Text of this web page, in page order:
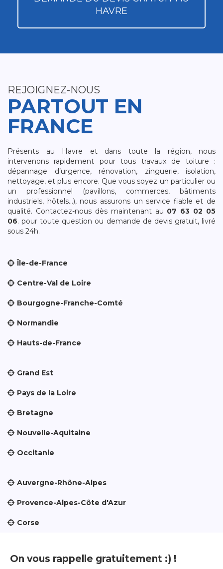
HAVRE
REJOIGNEZ-NOUS
PARTOUT EN
FRANCE
Présents au Havre et dans toute la région, nous
intervenons rapidement pour tous travaux de toiture :
dépannage d’urgence, rénovation, zinguerie, isolation,
nettoyage, et plus encore. Que vous soyez un particulier ou
un professionnel (pavillons, commerces, bâtiments
industriels, hôtels…), nous assurons un service fiable et de
qualité. Contactez-nous dès maintenant au 07 63 02 05
06. pour toute question ou demande de devis gratuit, livré
sous 24h.
Île-de-France
Centre-Val de Loire
Bourgogne-Franche-Comté
Normandie
Hauts-de-France
Grand Est
Pays de la Loire
Bretagne
Nouvelle-Aquitaine
Occitanie
Auvergne-Rhône-Alpes
Provence-Alpes-Côte d'Azur
Corse
On vous rappelle gratuitement :) !